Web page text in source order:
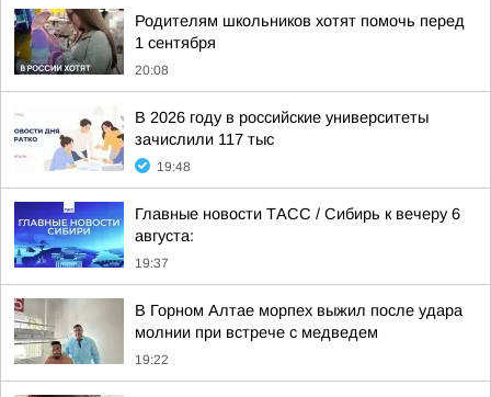
Родителям школьников хотят помочь перед
1 сентября
20:08
В 2026 году в российские университеты
зачислили 117 тыс
19:48
Главные новости ТАСС / Сибирь к вечеру 6
августа:
19:37
В Горном Алтае морпех выжил после удара
молнии при встрече с медведем
19:22